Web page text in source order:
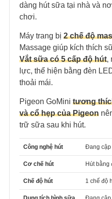
dàng hút sữa tại nhà và
chơi.
Máy trang bị 2 chế độ
Massage giúp kích thích
Vắt sữa có 5 cấp độ hút,
lực, thể hiện bằng đèn
thoải mái.
Pigeon GoMini tương
và cổ hẹp của Pigeon
trữ sữa sau khi hút.
Công nghệ hút Đang cập
Cơ chế hút Hút bằng
Chế độ hút 1 chế độ